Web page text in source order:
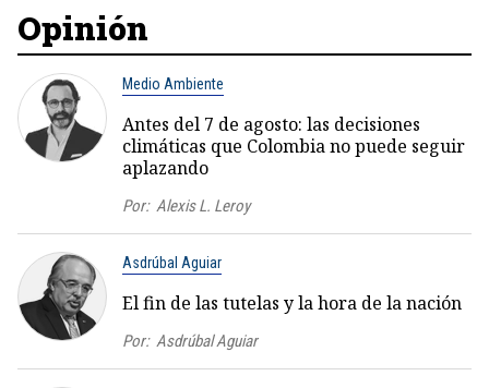
Opinión
Medio Ambiente
Antes del 7 de agosto: las decisiones
climáticas que Colombia no puede seguir
aplazando
Por: Alexis L. Leroy
Asdrúbal Aguiar
El fin de las tutelas y la hora de la nación
Por: Asdrúbal Aguiar